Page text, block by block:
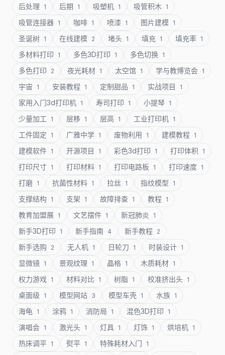
后处理 1 后期 1 吸塑机 1 吸管积木 1
吸管连接器 1 咖啡 1 喷漆 1 图片建模 1
圣诞树 1 在线建模 2 堵头 1 填充 1 填充率 1
多材料打印 1 多色3D打印 1 多色切换 1
多色打印 2 夜光耗材 1 太空馆 1 学与教博览会 1
宇宙 1 安装教程 1 定制甜品 1 实战项目 1
家用入门3d打印机 1 寿司打印 1 小提琴 1
少量加工 1 层移 1 层高 1 工业打印机 1
工件固定 1 广雅中学 1 废物利用 1 建模教程 1
建模软件 1 开源项目 1 彩色3d打印 1 打印体积 1
打印尺寸 1 打印材料 1 打印电路板 1 打印速度 1
打磨 1 抗菌性材料 1 拉丝 1 指纹模型 1
支撑结构 1 支架 1 故障排查 1 教程 1
教育加盟展 1 文艺摆件 1 新冠肺炎 1
新手3D打印 1 新手指南 4 新手教程 2
新手选购 2 无人机 1 日轮刀 1 时装设计 1
显微镜 1 景观纹理 1 晶格 1 木质耗材 1
权力游戏 1 材料对比 1 树脂 1 校准挤出头 1
桌面级 1 模型网站 3 模型车壳 1 水族 1
海龟 1 涂鸦 1 消防局 1 混色3D打印 1
演唱会 1 激光头 1 灯具 1 灯饰 1 烘培机 1
热床调平 1 熨平 1 特殊耗材入门 1